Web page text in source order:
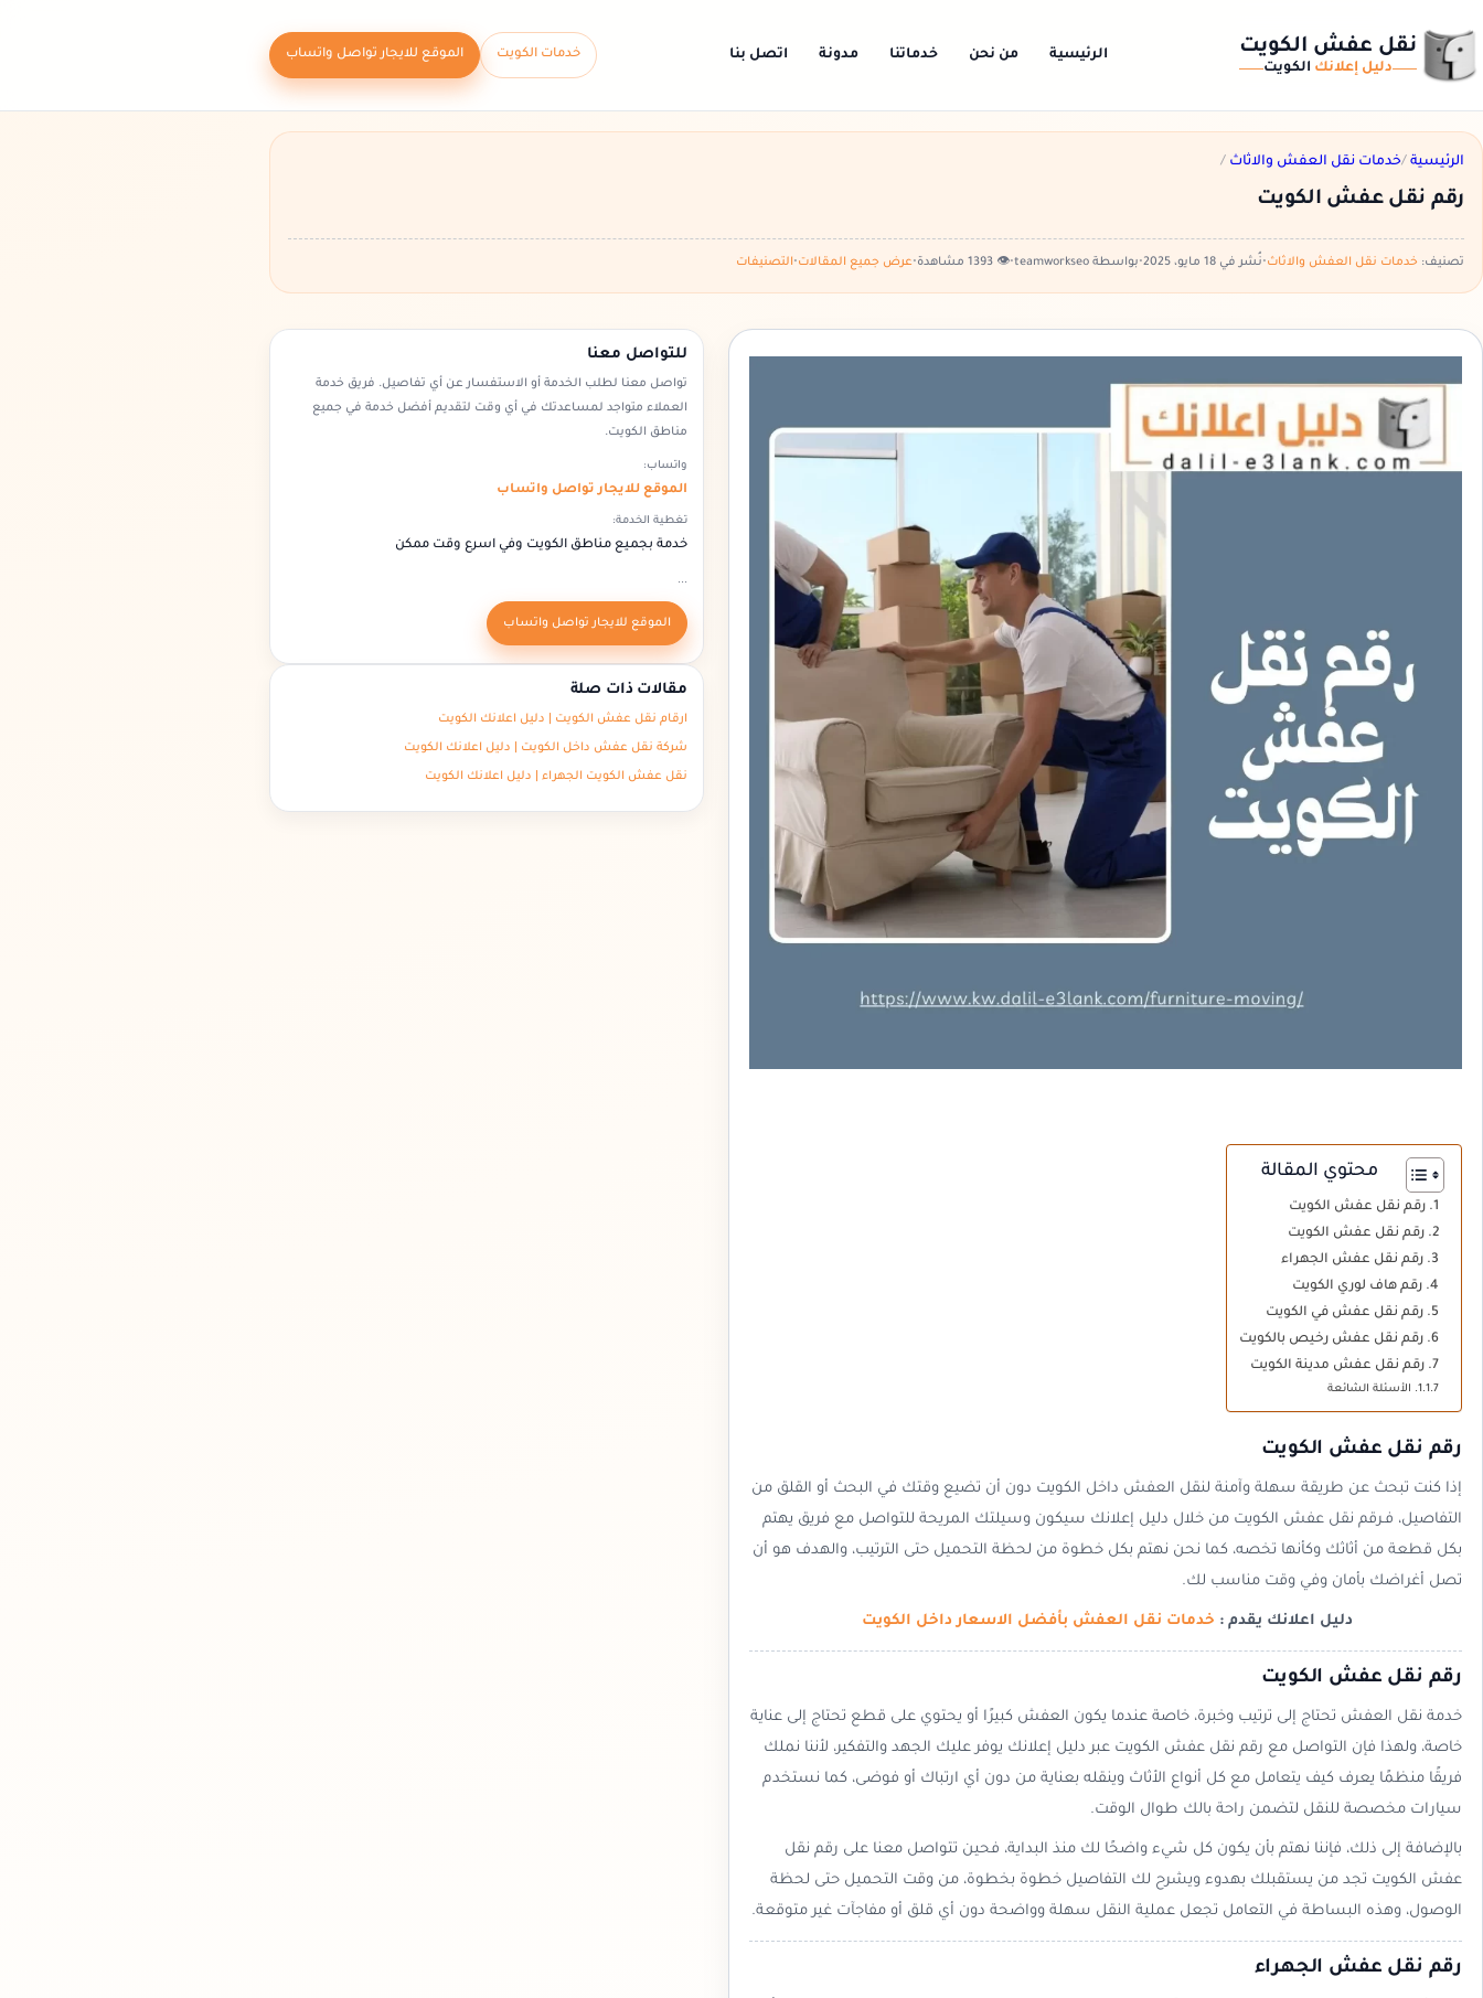
نقل عفش الكويت
دليل إعلانك الكويت
الرئيسية من نحن خدماتنا مدونة اتصل بنا خدمات الكويت الموقع للايجار تواصل واتساب
الرئيسية /خدمات نقل العفش والاثاث /
رقم نقل عفش الكويت
تصنيف: خدمات نقل العفش والاثاث•نُشر في 18 مايو، 2025 •بواسطة teamworkseo •👁️ 1393 مشاهدة •عرض جميع المقالات•التصنيفات
محتوي المقالة
رقم نقل عفش الكويت
رقم نقل عفش الكويت
رقم نقل عفش الجهراء
رقم هاف لوري الكويت
رقم نقل عفش في الكويت
رقم نقل عفش رخيص بالكويت
رقم نقل عفش مدينة الكويت
الأسئلة الشائعة
رقم نقل عفش الكويت
إذا كنت تبحث عن طريقة سهلة وآمنة لنقل العفش داخل الكويت دون أن تضيع وقتك في البحث أو القلق من
التفاصيل، فـرقم نقل عفش الكويت من خلال دليل إعلانك سيكون وسيلتك المريحة للتواصل مع فريق يهتم
بكل قطعة من أثاثك وكأنها تخصه، كما نحن نهتم بكل خطوة من لحظة التحميل حتى الترتيب، والهدف هو أن
تصل أغراضك بأمان وفي وقت مناسب لك.
دليل اعلانك يقدم : خدمات نقل العفش بأفضل الاسعار داخل الكويت
رقم نقل عفش الكويت
خدمة نقل العفش تحتاج إلى ترتيب وخبرة، خاصة عندما يكون العفش كبيرًا أو يحتوي على قطع تحتاج إلى عناية
خاصة، ولهذا فإن التواصل مع رقم نقل عفش الكويت عبر دليل إعلانك يوفر عليك الجهد والتفكير، لأننا نملك
فريقًا منظمًا يعرف كيف يتعامل مع كل أنواع الأثاث وينقله بعناية من دون أي ارتباك أو فوضى، كما نستخدم
سيارات مخصصة للنقل لتضمن راحة بالك طوال الوقت.
بالإضافة إلى ذلك، فإننا نهتم بأن يكون كل شيء واضحًا لك منذ البداية، فحين تتواصل معنا على رقم نقل
عفش الكويت تجد من يستقبلك بهدوء ويشرح لك التفاصيل خطوة بخطوة، من وقت التحميل حتى لحظة
الوصول، وهذه البساطة في التعامل تجعل عملية النقل سهلة وواضحة دون أي قلق أو مفاجآت غير متوقعة.
رقم نقل عفش الجهراء
للتواصل معنا
تواصل معنا لطلب الخدمة أو الاستفسار عن أي تفاصيل. فريق خدمة
العملاء متواجد لمساعدتك في أي وقت لتقديم أفضل خدمة في جميع
مناطق الكويت.
واتساب:
الموقع للايجار تواصل واتساب
تغطية الخدمة:
خدمة بجميع مناطق الكويت وفي اسرع وقت ممكن
...
الموقع للايجار تواصل واتساب
مقالات ذات صلة
ارقام نقل عفش الكويت | دليل اعلانك الكويت
شركة نقل عفش داخل الكويت | دليل اعلانك الكويت
نقل عفش الكويت الجهراء | دليل اعلانك الكويت